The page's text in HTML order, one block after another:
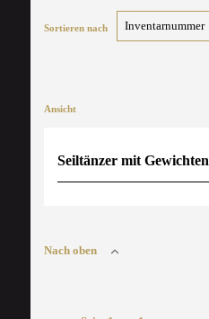
Sortieren nach
Ansicht
Seiltänzer mit Gewichten
Nach oben